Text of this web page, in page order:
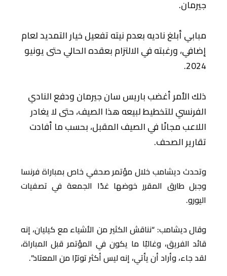
جيرمان.
مبابي أبلغ ناديه بعدم نيته تفعيل خيار التمديد لعام
إضافي، ورغبته في الالتزام بعقده الحالي حتى يونيو
2024.
ذلك الأمر أغضب باريس سان جيرمان ودفع النادي
الفرنسي للتخطيط لبيعه هذا الصيف، حتى لا يغادر
اللاعب مجانًا في الصيف المقبل، بحسب ما أفادت
تقارير الصحف.
وتحدث ديشامب خلال مؤتمر صحفي خاص بمباراة فرنسا
وجبل طارق المقرر خوضها غدًا الجمعة في تصفيات
اليورو.
وقال ديشامب: “نناقش الكثير من الأشياء مع كيليان، إنه
قائد الفريق، وغالبًا ما يكون في المؤتمر قبل المباراة،
لقد جاء، وأراد أن يأتي، إنه ليس أكثر توترًا من المعتاد”.